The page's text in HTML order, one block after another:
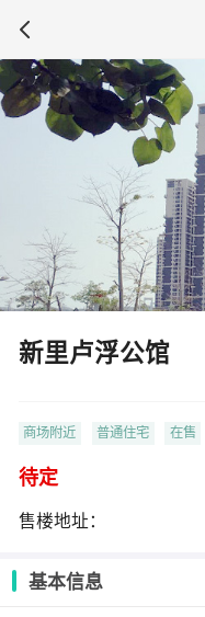
新里卢浮公馆
商场附近 普通住宅 在售
待定
售楼地址：
基本信息